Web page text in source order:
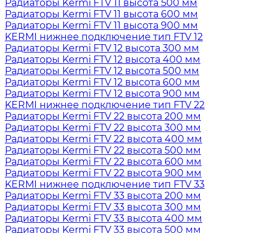
Радиаторы Kermi FTV 11 высота 500 мм
Радиаторы Kermi FTV 11 высота 600 мм
Радиаторы Kermi FTV 11 высота 900 мм
KERMI нижнее подключение тип FTV 12
Радиаторы Kermi FTV 12 высота 300 мм
Радиаторы Kermi FTV 12 высота 400 мм
Радиаторы Kermi FTV 12 высота 500 мм
Радиаторы Kermi FTV 12 высота 600 мм
Радиаторы Kermi FTV 12 высота 900 мм
KERMI нижнее подключение тип FTV 22
Радиаторы Kermi FTV 22 высота 200 мм
Радиаторы Kermi FTV 22 высота 300 мм
Радиаторы Kermi FTV 22 высота 400 мм
Радиаторы Kermi FTV 22 высота 500 мм
Радиаторы Kermi FTV 22 высота 600 мм
Радиаторы Kermi FTV 22 высота 900 мм
KERMI нижнее подключение тип FTV 33
Радиаторы Kermi FTV 33 высота 200 мм
Радиаторы Kermi FTV 33 высота 300 мм
Радиаторы Kermi FTV 33 высота 400 мм
Радиаторы Kermi FTV 33 высота 500 мм